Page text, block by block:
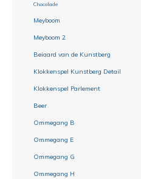
Chocolade
Meyboom
Meyboom 2
Beiaard van de Kunstberg
Klokkenspel Kunstberg Detail
Klokkenspel Parlement
Beer
Ommegang B
Ommegang E
Ommegang G
Ommegang H